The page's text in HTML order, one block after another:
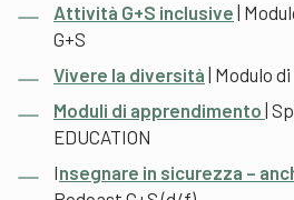
Attività G+S inclusive |
G+S
Vivere la diversità | Modulo
Moduli di apprendimento |
EDUCATION
Insegnare in sicurezza –